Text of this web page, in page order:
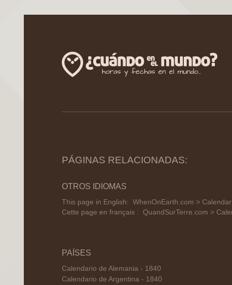
PÁGINAS RELACIONADAS:
OTROS IDIOMAS
This page in English: WhenOnEarth.com >
Cette page en français : QuandSurTerre.com >
PAÍSES
Calendario de Alemania - 1840
Calendario de Argentina - 1840